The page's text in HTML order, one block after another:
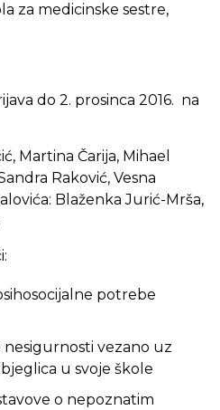
za medicinske sestre,
do 2. prosinca 2016. na
Martina Čarija, Mihael
Raković, Vesna
Blaženka Jurić-Mrša,
potrebe
vezano uz
u svoje škole
o nepoznatim